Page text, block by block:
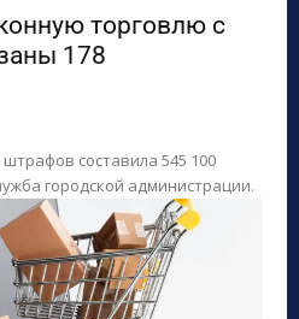
торговлю с
178
составила 545 100
городской администрации.